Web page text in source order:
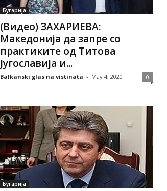
Бугарија
(Видео) ЗАХАРИЕВА:
Македонија да запре со
практиките од Титова
Југославија и...
Balkanski glas na vistinata - May 4, 2020 0
Бугарија